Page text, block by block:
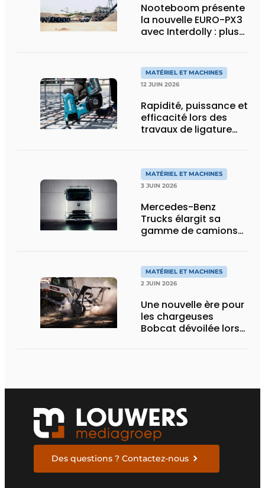
Nooteboom présente
la nouvelle EURO-PX3
avec Interdolly : plus
transport spécial
MATÉRIEL ET MACHINES
12 JUIN 2026
Rapidité, puissance et
efficacité lors des
travaux de ligature
MATÉRIEL ET MACHINES
3 JUIN 2026
Mercedes-Benz
Trucks élargit sa
gamme de camions
eActros Lowliner
MATÉRIEL ET MACHINES
2 JUIN 2026
Une nouvelle ère pour
les chargeuses
Bobcat dévoilée lors
Des questions ? Contactez-nous